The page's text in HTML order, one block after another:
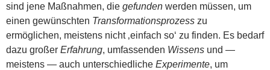
sind jene Maßnahmen, die gefunden werden müssen, um
einen gewünschten Transformationsprozess zu
ermöglichen, meistens nicht ‚einfach so‘ zu finden. Es bedarf
dazu großer Erfahrung, umfassenden Wissens und —
meistens — auch unterschiedliche Experimente, um